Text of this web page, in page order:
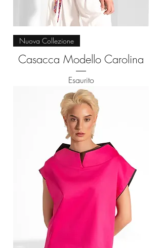
Nuova Collezione
Casacca Modello Carolina
Esaurito